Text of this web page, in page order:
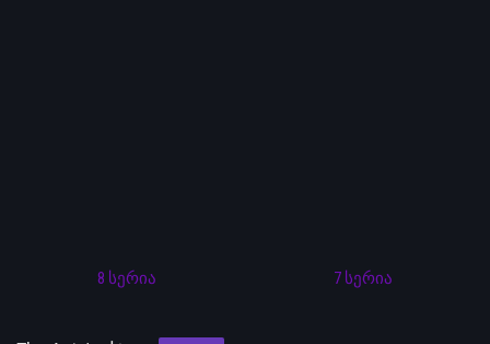
8 სერია 7 სერია